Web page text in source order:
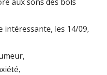
intéressante, les 14/09,